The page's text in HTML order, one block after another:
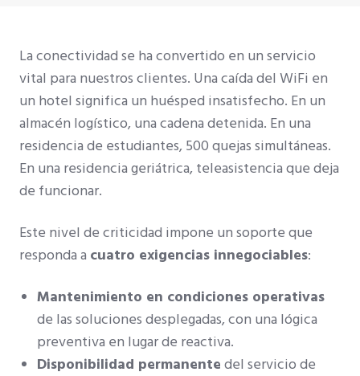
La conectividad se ha convertido en un servicio
vital para nuestros clientes. Una caída del WiFi en
un hotel significa un huésped insatisfecho. En un
almacén logístico, una cadena detenida. En una
residencia de estudiantes, 500 quejas simultáneas.
En una residencia geriátrica, teleasistencia que deja
de funcionar.
Este nivel de criticidad impone un soporte que
responda a cuatro exigencias innegociables:
Mantenimiento en condiciones operativas
de las soluciones desplegadas, con una lógica
preventiva en lugar de reactiva.
Disponibilidad permanente del servicio de